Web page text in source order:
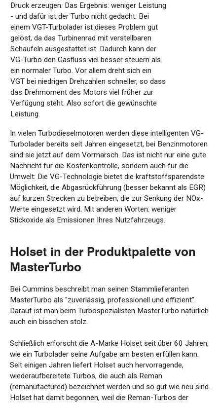
Druck erzeugen. Das Ergebnis: weniger Leistung
- und dafür ist der Turbo nicht gedacht. Bei
einem VGT-Turbolader ist dieses Problem gut
gelöst, da das Turbinenrad mit verstellbaren
Schaufeln ausgestattet ist. Dadurch kann der
VG-Turbo den Gasfluss viel besser steuern als
ein normaler Turbo. Vor allem dreht sich ein
VGT bei niedrigen Drehzahlen schneller, so dass
das Drehmoment des Motors viel früher zur
Verfügung steht. Also sofort die gewünschte
Leistung.
In vielen Turbodieselmotoren werden diese intelligenten VG-
Turbolader bereits seit Jahren eingesetzt, bei Benzinmotoren
sind sie jetzt auf dem Vormarsch. Das ist nicht nur eine gute
Nachricht für die Kostenkontrolle, sondern auch für die
Umwelt: Die VG-Technologie bietet die kraftstoffsparendste
Möglichkeit, die Abgasrückführung (besser bekannt als EGR)
auf kurzen Strecken zu betreiben, die zur Senkung der NOx-
Werte eingesetzt wird. Mit anderen Worten: weniger
Stickoxide als Emissionen Ihres Nutzfahrzeugs.
Holset in der Produktpalette von
MasterTurbo
Bei Cummins beschreibt man seinen Stammlieferanten
MasterTurbo als "zuverlässig, professionell und effizient".
Darauf ist man beim Turbospezialisten MasterTurbo natürlich
auch ein bisschen stolz.
Schließlich erforscht die A-Marke Holset seit über 60 Jahren,
wie ein Turbolader seine Aufgabe am besten erfüllen kann.
Seit einigen Jahren liefert Holset auch hervorragende,
wiederaufbereitete Turbos, die auch als Reman
(remanufactured) bezeichnet werden und so gut wie neu sind.
Holset hat damit begonnen, weil die Reman-Turbos der